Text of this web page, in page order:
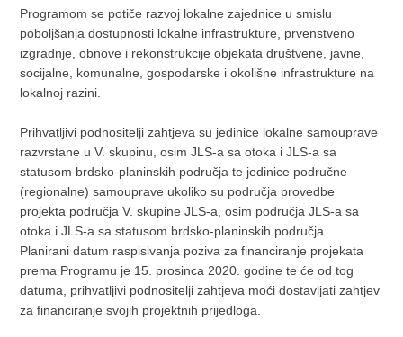
Programom se potiče razvoj lokalne zajednice u smislu
poboljšanja dostupnosti lokalne infrastrukture, prvenstveno
izgradnje, obnove i rekonstrukcije objekata društvene, javne,
socijalne, komunalne, gospodarske i okolišne infrastrukture na
lokalnoj razini.
Prihvatljivi podnositelji zahtjeva su jedinice lokalne samouprave
razvrstane u V. skupinu, osim JLS-a sa otoka i JLS-a sa
statusom brdsko-planinskih područja te jedinice područne
(regionalne) samouprave ukoliko su područja provedbe
projekta područja V. skupine JLS-a, osim područja JLS-a sa
otoka i JLS-a sa statusom brdsko-planinskih područja.
Planirani datum raspisivanja poziva za financiranje projekata
prema Programu je 15. prosinca 2020. godine te će od tog
datuma, prihvatljivi podnositelji zahtjeva moći dostavljati zahtjev
za financiranje svojih projektnih prijedloga.